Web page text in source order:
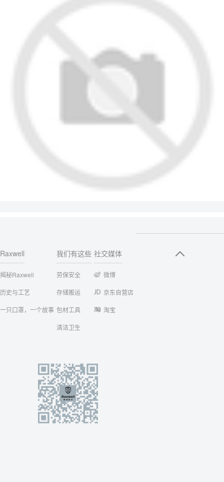
Raxwell
揭秘Raxwell
历史与工艺
一只口罩，一个故事
我们有这些
劳保安全
存储搬运
包材工具
清洁卫生
社交媒体
微博
京东自营店
淘宝